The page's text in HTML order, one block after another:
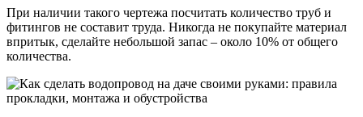
При наличии такого чертежа посчитать количество труб и
фитингов не составит труда. Никогда не покупайте материал
впритык, сделайте небольшой запас – около 10% от общего
количества.